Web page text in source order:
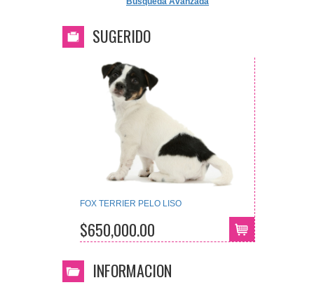
SUGERIDO
FOX TERRIER PELO LISO
$650,000.00
INFORMACION